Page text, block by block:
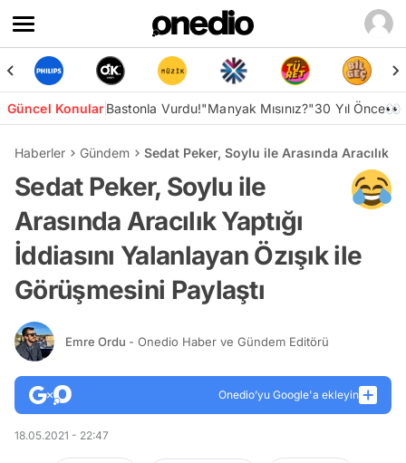
Güncel KonularBastonla Vurdu!"Manyak Mısınız?"30 Yıl Önce👀
Haberler Gündem Sedat Peker, Soylu ile Arasında Aracılık
Sedat Peker, Soylu ile
Arasında Aracılık Yaptığı
İddiasını Yalanlayan Özışık ile
Görüşmesini Paylaştı
Emre Ordu - Onedio Haber ve Gündem Editörü
Onedio’yu Google'a ekleyin
18.05.2021 - 22:47